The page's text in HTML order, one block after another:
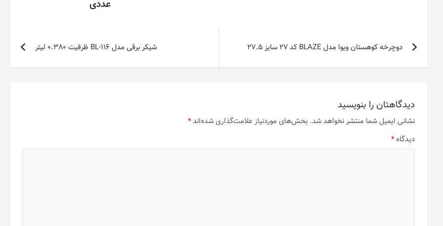
عددی
راهبری
نوشتهدوچرخه کوهستان ویوا مدل BLAZE کد 27 سایز 27.5 شیکر برقی مدل BL-116 ظرفیت 0.380 لیتر
دیدگاهتان را بنویسید
نشانی ایمیل شما منتشر نخواهد شد. بخش‌های موردنیاز علامت‌گذاری شده‌اند*
دیدگاه*